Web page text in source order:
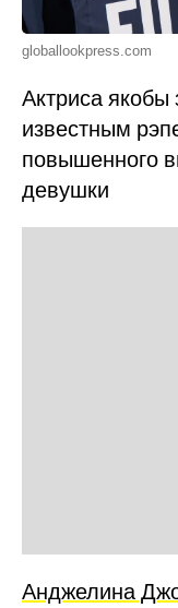
globallookpress.com
Актриса якобы
известным
повышенного
девушки
Анджелина